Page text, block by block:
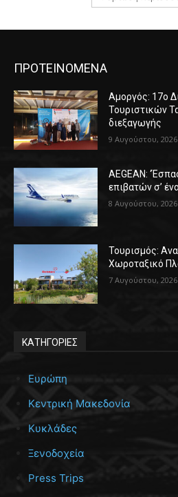
ΠΡΟΤΕΙΝΟΜΕΝΑ
Αμοργός: 17ο
Τουριστικών
διεξαγωγής
9 Αυγούστου, 2026
AEGEAN:
επιβατών σ’
8 Αυγούστου, 2026
Τουρισμός:
Χωροταξικό
7 Αυγούστου, 2026
ΚΑΤΗΓΟΡΙΕΣ
Ευρώπη
Κεντρική Μακεδονία
Κυκλάδες
Ξενοδοχεία
Press Trips